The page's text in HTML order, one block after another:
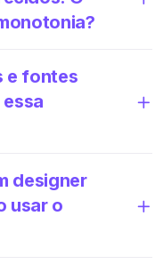
e fontes
designer
usar o